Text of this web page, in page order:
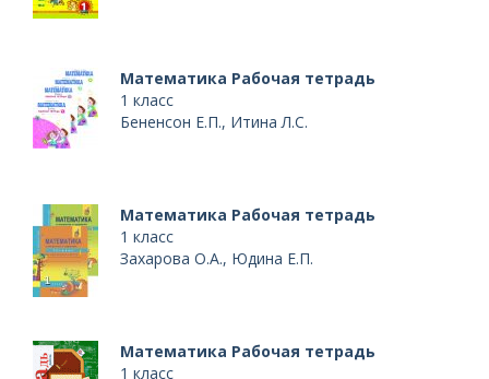
Математика Рабочая тетрадь
1 класс
Бененсон Е.П., Итина Л.С.
Математика Рабочая тетрадь
1 класс
Захарова О.А., Юдина Е.П.
Математика Рабочая тетрадь
1 класс